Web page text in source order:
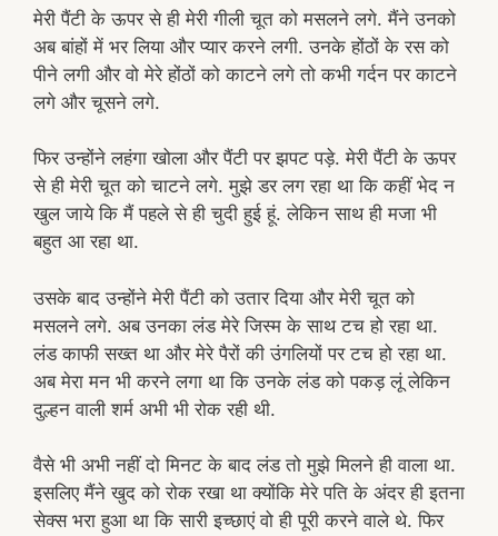
मेरी पैंटी के ऊपर से ही मेरी गीली चूत को मसलने लगे. मैंने उनको
अब बांहों में भर लिया और प्यार करने लगी. उनके होंठों के रस को
पीने लगी और वो मेरे होंठों को काटने लगे तो कभी गर्दन पर काटने
लगे और चूसने लगे.
फिर उन्होंने लहंगा खोला और पैंटी पर झपट पड़े. मेरी पैंटी के ऊपर
से ही मेरी चूत को चाटने लगे. मुझे डर लग रहा था कि कहीं भेद न
खुल जाये कि मैं पहले से ही चुदी हुई हूं. लेकिन साथ ही मजा भी
बहुत आ रहा था.
उसके बाद उन्होंने मेरी पैंटी को उतार दिया और मेरी चूत को
मसलने लगे. अब उनका लंड मेरे जिस्म के साथ टच हो रहा था.
लंड काफी सख्त था और मेरे पैरों की उंगलियों पर टच हो रहा था.
अब मेरा मन भी करने लगा था कि उनके लंड को पकड़ लूं लेकिन
दुल्हन वाली शर्म अभी भी रोक रही थी.
वैसे भी अभी नहीं दो मिनट के बाद लंड तो मुझे मिलने ही वाला था.
इसलिए मैंने खुद को रोक रखा था क्योंकि मेरे पति के अंदर ही इतना
सेक्स भरा हुआ था कि सारी इच्छाएं वो ही पूरी करने वाले थे. फिर